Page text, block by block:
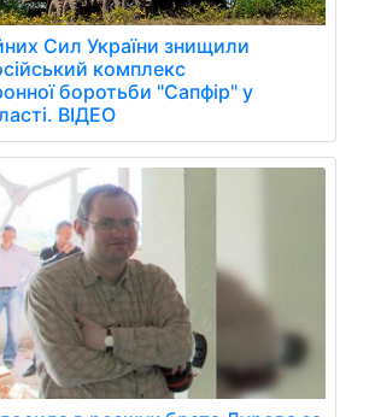
Сил України знищили
комплекс
боротьби "Сапфір" у
ВІДЕО